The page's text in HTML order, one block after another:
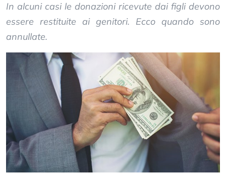
In alcuni casi le donazioni ricevute dai figli devono
essere restituite ai genitori. Ecco quando sono
annullate.